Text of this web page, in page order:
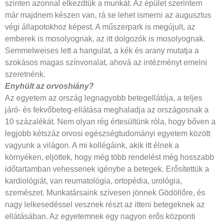
szinten azonnal elkezdtük a munkát. Az épület szerintem
már majdnem készen van, rá se lehet ismerni az augusztus
végi állapotokhoz képest. A műszerpark is megújult, az
emberek is mosolyognak, az itt dolgozók is mosolyognak.
Semmelweises lett a hangulat, a kék és arany mutatja a
szokásos magas színvonalat, ahová az intézményt emelni
szeretnénk.
Enyhült az orvoshiány?
Az egyetem az ország legnagyobb betegellátója, a teljes
járó- és fekvőbeteg-ellátása meghaladja az országosnak a
10 százalékát. Nem olyan rég értesültünk róla, hogy bőven a
legjobb kétszáz orvosi egészségtudományi egyetem között
vagyunk a világon. A mi kollégáink, akik itt élnek a
környéken, eljöttek, hogy még több rendelést még hosszabb
időtartamban vehessenek igénybe a betegek. Erősítettük a
kardiológiát, van reumatológia, ortopédia, urológia,
szemészet. Munkatársaink szívesen jönnek Gödöllőre, és
nagy lelkesedéssel vesznek részt az itteni betegeknek az
ellátásában. Az egyetemnek egy nagyon erős központi